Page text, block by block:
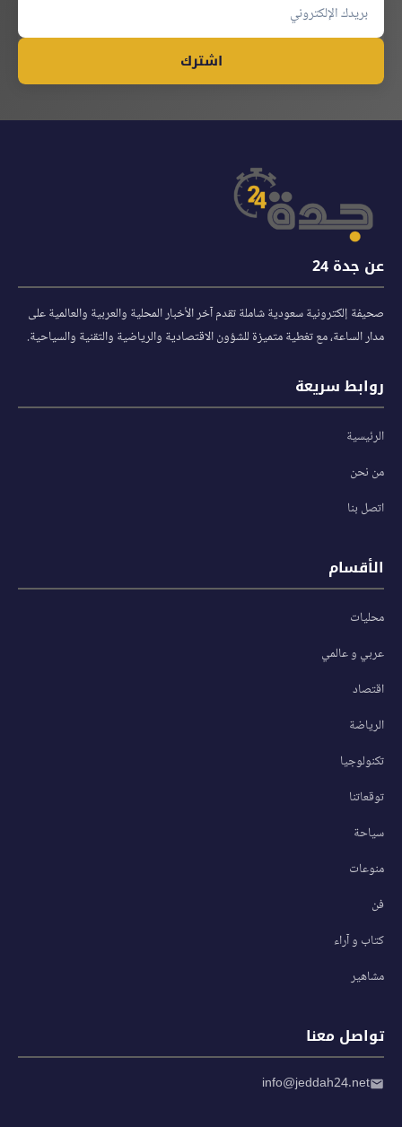
اشترك
عن جدة 24
صحيفة إلكترونية سعودية شاملة تقدم آخر الأخبار المحلية والعربية والعالمية على
مدار الساعة، مع تغطية متميزة للشؤون الاقتصادية والرياضية والتقنية والسياحية.
روابط سريعة
الرئيسية
من نحن
اتصل بنا
الأقسام
محليات
عربي و عالمي
اقتصاد
الرياضة
تكنولوجيا
توقعاتنا
سياحة
منوعات
فن
كتاب و آراء
مشاهير
تواصل معنا
info@jeddah24.net